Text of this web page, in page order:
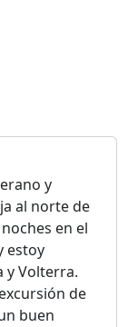
y
al norte de
en el
estoy
y Volterra.
de
buen